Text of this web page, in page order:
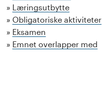
Læringsutbytte
Obligatoriske aktiviteter
Eksamen
Emnet overlapper med